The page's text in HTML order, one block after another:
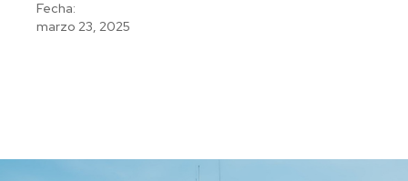
Fecha:
marzo 23, 2025